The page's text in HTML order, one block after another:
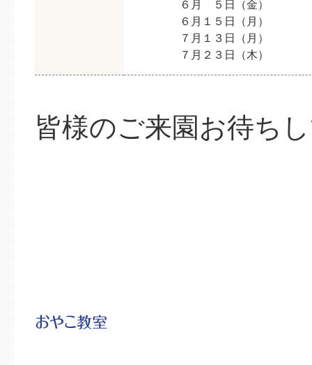
６月 ５日（金）
６月１５日（月）
７月１３日（月）
７月２３日（木）
皆様のご来園お待ち